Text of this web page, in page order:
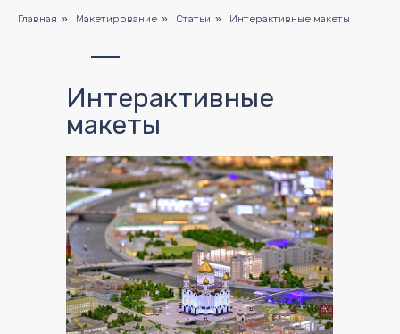
Главная » Макетирование » Статьи » Интерактивные макеты
Интерактивные
макеты